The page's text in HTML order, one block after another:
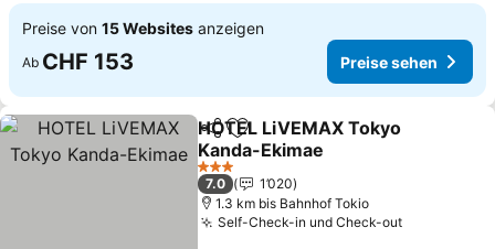
Preise von 15 Websites anzeigen
Ab CHF 153 Preise sehen
TeilenZu Favoriten hinzufügen
HOTEL LiVEMAX Tokyo
Kanda-Ekimae
3 Sterne
7.0
1’020
1.3 km bis Bahnhof Tokio
Self-Check-in und Check-out